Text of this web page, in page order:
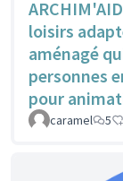
loisirs
aménagé
personnes
pour
caramel 5